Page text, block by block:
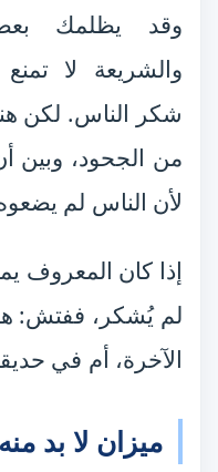
وقد يظلمك
والشريعة لا
شكر الناس. لكن
من الجحود، وبين
لأن الناس لم
إذا كان المعروف
لم يُشكر، ففتش:
الآخرة، أم في
ميزان لا بد منه